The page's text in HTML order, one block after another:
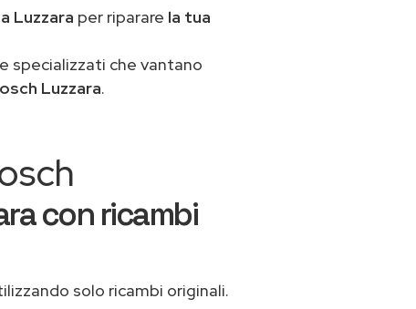
a Luzzara per riparare la tua
che vantano
Luzzara.
con ricambi
solo ricambi originali.